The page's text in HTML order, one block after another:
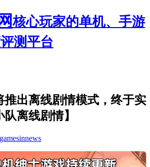
核心玩家的单机、手游
测平台
推出离线剧情模式，终于实
离线剧情】
gamesinnews